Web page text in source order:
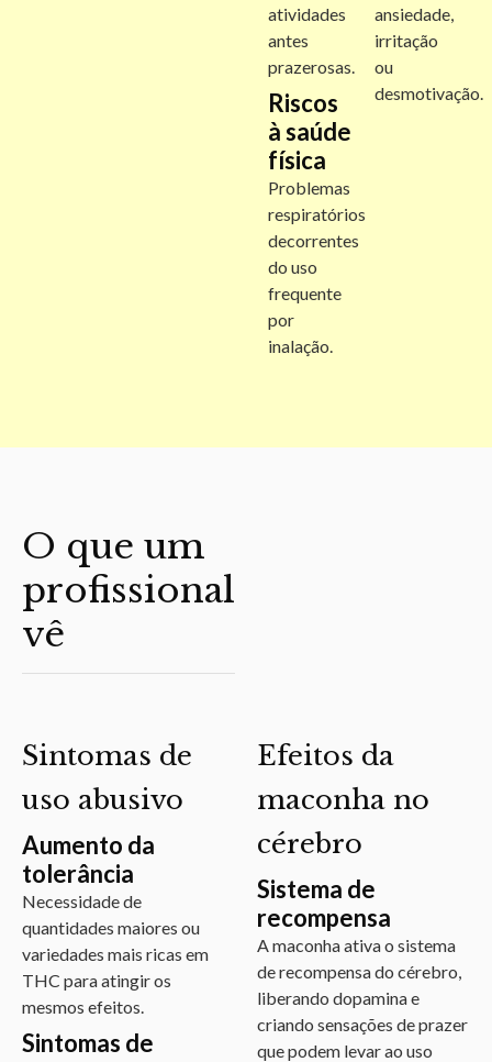
atividades
antes
prazerosas.
Riscos
à saúde
física
Problemas
respiratórios
decorrentes
do uso
frequente
por
inalação.
ansiedade,
irritação
ou
desmotivação.
O que um
profissional
vê
Sintomas de
uso abusivo
Aumento da
tolerância
Necessidade de
quantidades maiores ou
variedades mais ricas em
THC para atingir os
mesmos efeitos.
Sintomas de
Efeitos da
maconha no
cérebro
Sistema de
recompensa
A maconha ativa o sistema
de recompensa do cérebro,
liberando dopamina e
criando sensações de prazer
que podem levar ao uso